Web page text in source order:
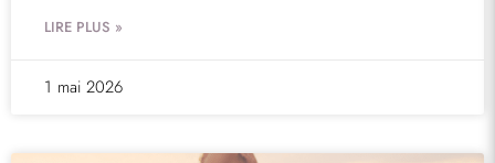
LIRE PLUS »
1 mai 2026